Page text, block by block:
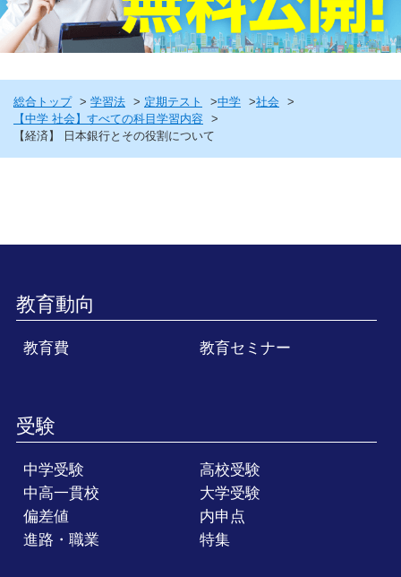
総合トップ 学習法 定期テスト 中学
社会
【中学 社会】すべての科目学習内容
【経済】 日本銀行とその役割について
教育動向
教育費 教育セミナー
受験
中学受験
高校受験
中高一貫校
大学受験
偏差値
内申点
進路・職業
特集